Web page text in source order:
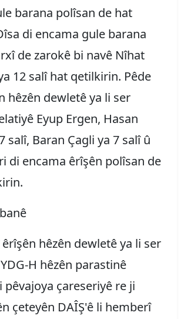
barana polîsan de hat
di encama gule barana
de zarokê bi navê Nîhat
12 salî hat qetilkirin. Pêde
hêzên dewletê ya li ser
Eyup Ergen, Hasan
salî, Baran Çagli ya 7 salî û
di encama êrîşên polîsan de
hêzên dewletê ya li ser
H hêzên parastinê
pêvajoya çareseriyê re ji
çeteyên DAÎŞ'ê li hemberî